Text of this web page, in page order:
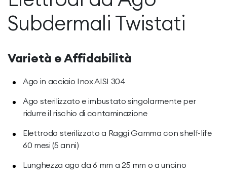
Subdermali Twistati
Varietà e Affidabilità
Ago in acciaio Inox AISI 304
Ago sterilizzato e imbustato singolarmente per
ridurre il rischio di contaminazione
Elettrodo sterilizzato a Raggi Gamma con shelf-life
60 mesi (5 anni)
Lunghezza ago da 6 mm a 25 mm o a uncino